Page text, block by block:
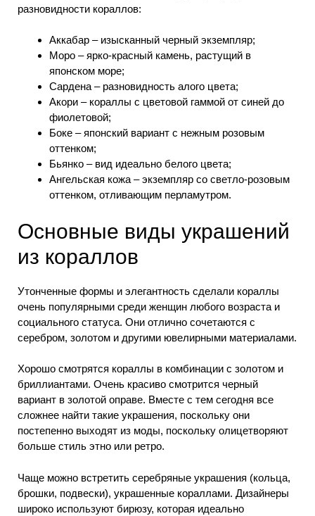
разновидности кораллов:
Аккабар – изысканный черный экземпляр;
Моро – ярко-красный камень, растущий в
японском море;
Сардена – разновидность алого цвета;
Акори – кораллы с цветовой гаммой от синей до
фиолетовой;
Боке – японский вариант с нежным розовым
оттенком;
Бьянко – вид идеально белого цвета;
Ангельская кожа – экземпляр со светло-розовым
оттенком, отливающим перламутром.
Основные виды украшений
из кораллов
Утонченные формы и элегантность сделали кораллы
очень популярными среди женщин любого возраста и
социального статуса. Они отлично сочетаются с
серебром, золотом и другими ювелирными материалами.
Хорошо смотрятся кораллы в комбинации с золотом и
бриллиантами. Очень красиво смотрится черный
вариант в золотой оправе. Вместе с тем сегодня все
сложнее найти такие украшения, поскольку они
постепенно выходят из моды, поскольку олицетворяют
больше стиль этно или ретро.
Чаще можно встретить серебряные украшения (кольца,
брошки, подвески), украшенные кораллами. Дизайнеры
широко используют бирюзу, которая идеально